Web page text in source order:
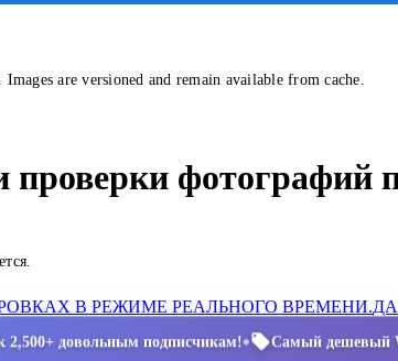
are versioned and remain available from cache.
фотографий
В РЕЖИМЕ РЕАЛЬНОГО ВРЕМЕНИ.
2,500+ довольным подписчикам!• Самый дешевый